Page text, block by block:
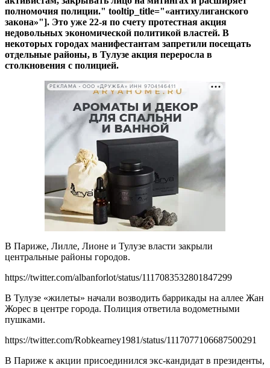
полномочия полиции." tooltip_title="«антихулиганского
закона»"]. Это уже 22-я по счету протестная акция
недовольных экономической политикой властей. В
некоторых городах манифестантам запретили посещать
отдельные районы, в Тулузе акция переросла в
столкновения с полицией.
РЕКЛАМА • ООО «ДРУЖБА» ИНН 9704146411
В Париже, Лилле, Лионе и Тулузе власти закрыли
центральные районы городов.
https://twitter.com/albanforlot/status/1117083532801847299
В Тулузе «жилеты» начали возводить баррикады на аллее Жан
Жорес в центре города. Полиция ответила водометными
пушками.
https://twitter.com/Robkearney1981/status/1117077106687500291
В Париже к акции присоединился экс-кандидат в президенты,